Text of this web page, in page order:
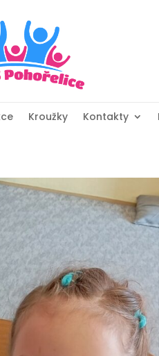
Kroužky Kontakty